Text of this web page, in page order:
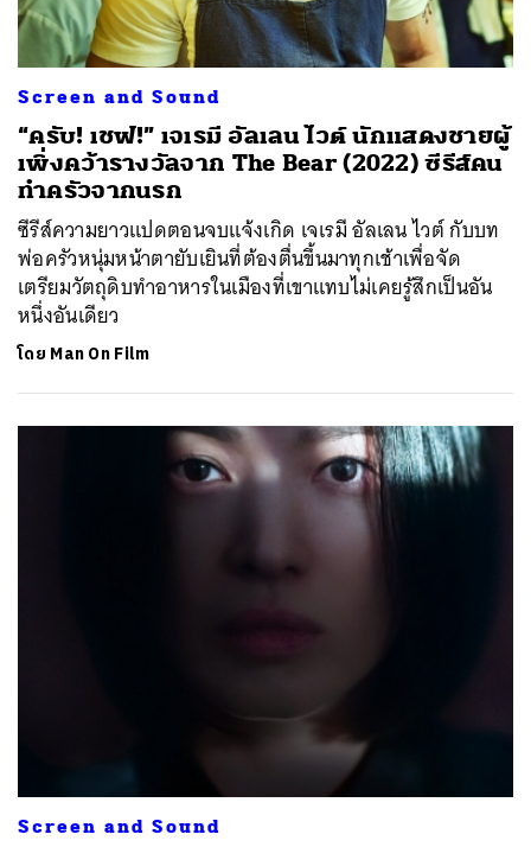
Screen and Sound
“ครับ! เชฟ!” เจเรมี อัลเลน ไวต์ นักแสดงชายผู้
เพิ่งคว้ารางวัลจาก The Bear (2022) ซีรีส์คน
ทำครัวจากนรก
ซีรีส์ความยาวแปดตอนจบแจ้งเกิด เจเรมี อัลเลน ไวต์ กับบท
พ่อครัวหนุ่มหน้าตายับเยินที่ต้องตื่นขึ้นมาทุกเช้าเพื่อจัด
เตรียมวัตถุดิบทำอาหารในเมืองที่เขาแทบไม่เคยรู้สึกเป็นอัน
หนึ่งอันเดียว
โดย Man On Film
Screen and Sound